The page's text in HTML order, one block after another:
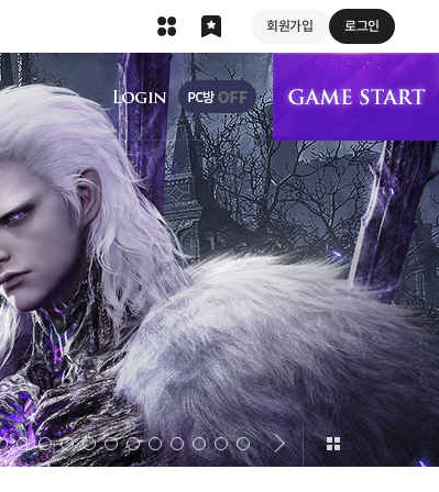
회원가입 로그인
상단 메뉴